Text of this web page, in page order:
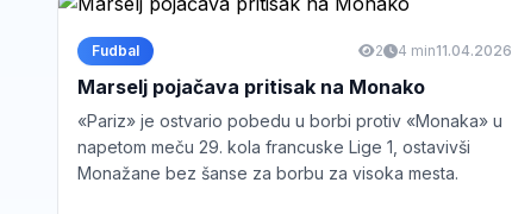
Fudbal 2 4 min11.04.2026
Marselj pojačava pritisak na Monako
«Pariz» je ostvario pobedu u borbi protiv «Monaka» u
napetom meču 29. kola francuske Lige 1, ostavivši
Monažane bez šanse za borbu za visoka mesta.